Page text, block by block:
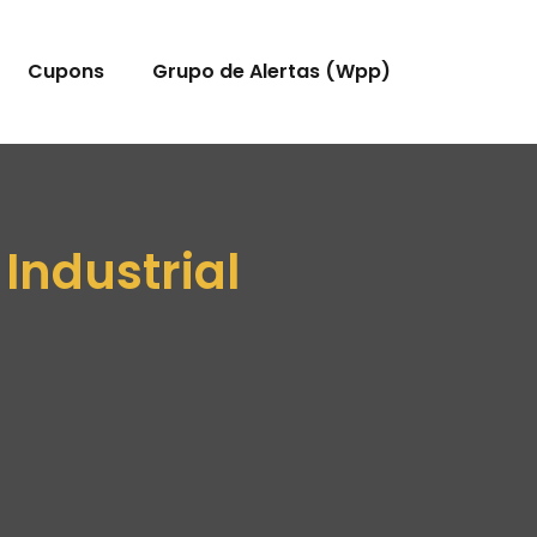
Cupons Grupo de Alertas (Wpp)